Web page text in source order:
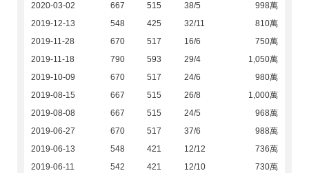
2020-03-02
667 515 38/5
998萬
2019-12-13
548 425 32/11
810萬
2019-11-28
670 517 16/6
750萬
2019-11-18
790 593 29/4
1,050萬
2019-10-09
670 517 24/6
980萬
2019-08-15
667 515 26/8
1,000萬
2019-08-08
667 515 24/5
968萬
2019-06-27
670 517 37/6
988萬
2019-06-13
548 421 12/12
736萬
2019-06-11
542 421 12/10
730萬